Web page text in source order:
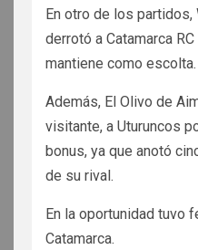
En otro de los partidos,
derrotó a Catamarca
mantiene como escolta.
Además, El Olivo de
visitante, a Uturuncos
bonus, ya que anotó
de su rival.
En la oportunidad tuvo
Catamarca.